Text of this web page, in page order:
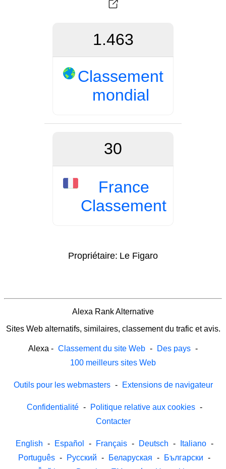
1.463
Classement
mondial
30
France
Classement
Propriétaire: Le Figaro
Alexa Rank Alternative
Sites Web alternatifs, similaires, classement du trafic et avis.
Alexa - Classement du site Web - Des pays -
100 meilleurs sites Web
Outils pour les webmasters - Extensions de navigateur
Confidentialité - Politique relative aux cookies -
Contacter
English - Español - Français - Deutsch - Italiano -
Português - Русский - Беларуская - Български -